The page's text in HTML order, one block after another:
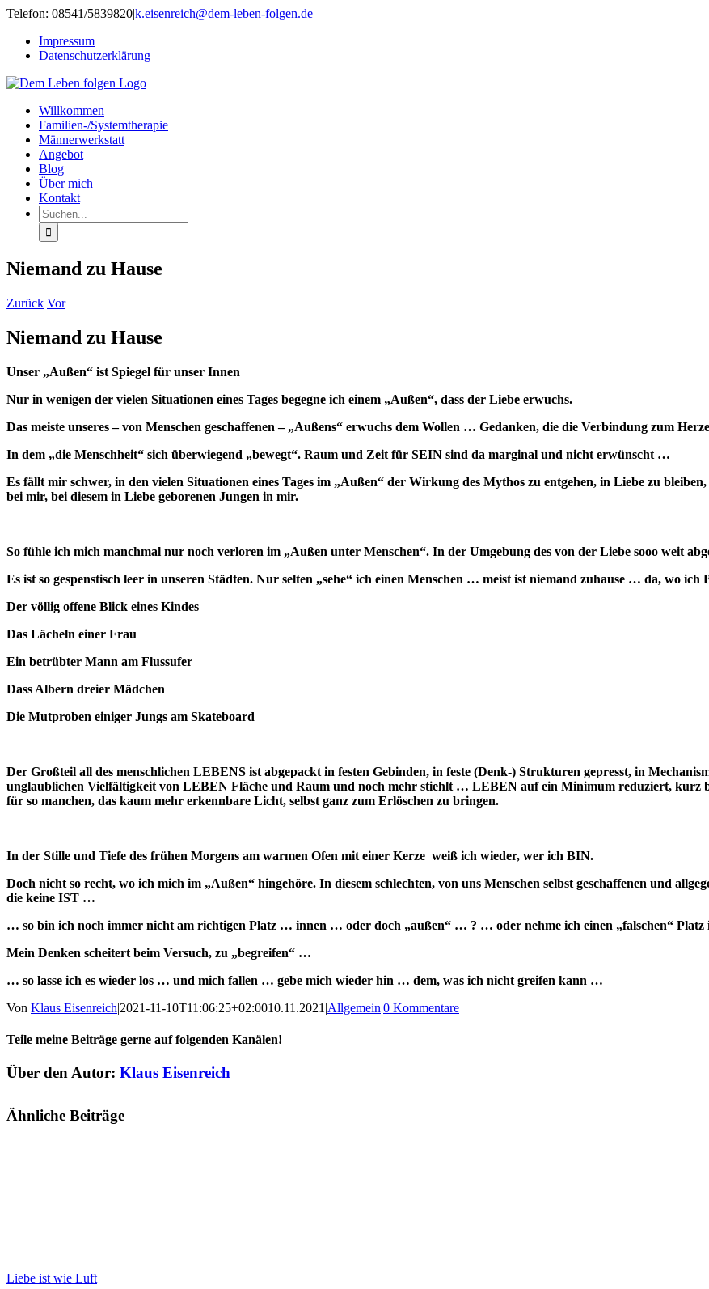
Zum
springen
Telefon: 08541/5839820|k.eisenreich@dem-leben-folgen.de
Impressum
Datenschutzerklärung
Willkommen
Familien-/Systemtherapie
Männerwerkstatt
Angebot
Blog
Über mich
Kontakt
Suche
nach:
Niemand zu Hause
Zurück Vor
Niemand zu Hause
Unser „Außen“ ist Spiegel für unser Innen
Nur in wenigen der vielen Situationen eines Tages begegne ich einem „Außen“, dass der Liebe erwuchs.
Das meiste unseres – von Menschen geschaffenen – „Außens“ erwuchs dem Wollen … Gedanken, die die Verbindung zum
In dem „die Menschheit“ sich überwiegend „bewegt“. Raum und Zeit für SEIN sind da marginal und nicht erwünscht …
Es fällt mir schwer, in den vielen Situationen eines Tages im „Außen“ der Wirkung des Mythos zu entgehen, in Liebe zu
bei mir, bei diesem in Liebe geborenen Jungen in mir.
So fühle ich mich manchmal nur noch verloren im „Außen unter Menschen“. In der Umgebung des von der Liebe sooo weit
Es ist so gespenstisch leer in unseren Städten. Nur selten „sehe“ ich einen Menschen … meist ist niemand zuhause … da, wo
Der völlig offene Blick eines Kindes
Das Lächeln einer Frau
Ein betrübter Mann am Flussufer
Dass Albern dreier Mädchen
Die Mutproben einiger Jungs am Skateboard
Der Großteil all des menschlichen LEBENS ist abgepackt in festen Gebinden, in feste (Denk-) Strukturen gepresst, in
unglaublichen Vielfältigkeit von LEBEN Fläche und Raum und noch mehr stiehlt … LEBEN auf ein Minimum reduziert, kurz
für so manchen, das kaum mehr erkennbare Licht, selbst ganz zum Erlöschen zu bringen.
In der Stille und Tiefe des frühen Morgens am warmen Ofen mit einer Kerze weiß ich wieder, wer ich BIN.
Doch nicht so recht, wo ich mich im „Außen“ hingehöre. In diesem schlechten, von uns Menschen selbst geschaffenen und
die keine IST …
… so bin ich noch immer nicht am richtigen Platz … innen … oder doch „außen“ … ? … oder nehme ich einen „falschen“
Mein Denken scheitert beim Versuch, zu „begreifen“ …
… so lasse ich es wieder los … und mich fallen … gebe mich wieder hin … dem, was ich nicht greifen kann …
Von Klaus Eisenreich|2021-11-10T11:06:25+02:0010.11.2021 |Allgemein|0 Kommentare
Teile meine Beiträge gerne auf folgenden Kanälen!
Facebook
X
Pinterest
E-
Über den Autor: Klaus Eisenreich
Ähnliche Beiträge
Liebe ist wie Luft